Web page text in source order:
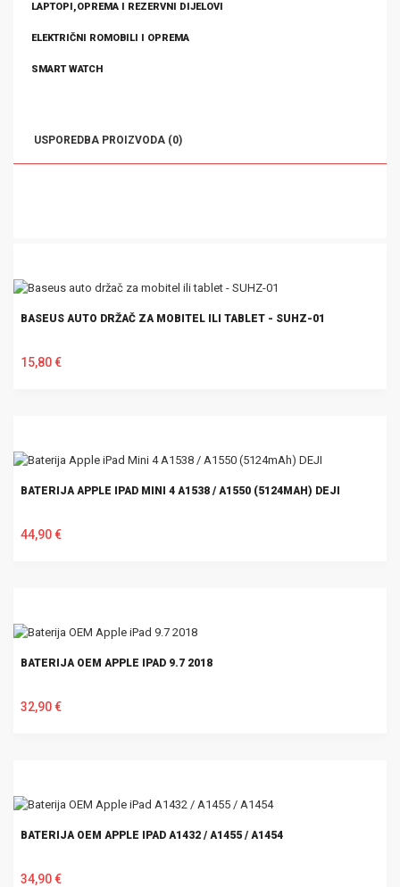
LAPTOPI,OPREMA I REZERVNI DIJELOVI
ELEKTRIČNI ROMOBILI I OPREMA
SMART WATCH
USPOREDBA PROIZVODA (0)
BASEUS AUTO DRŽAČ ZA MOBITEL ILI TABLET - SUHZ-01
15,80 €
BATERIJA APPLE IPAD MINI 4 A1538 / A1550 (5124MAH) DEJI
44,90 €
BATERIJA OEM APPLE IPAD 9.7 2018
32,90 €
BATERIJA OEM APPLE IPAD A1432 / A1455 / A1454
34,90 €